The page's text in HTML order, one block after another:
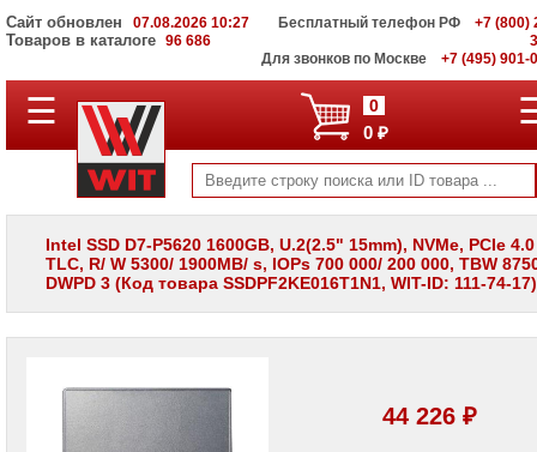
Сайт обновлен 07.08.2026 10:27
Товаров в каталоге 96 686
Бесплатный телефон РФ
+7 (800)
Для звонков по Москве
+7 (495) 901-
ПОЛНЫЙ
КАТАЛОГ
Корпоративные
серверы
WIT
Системы
хранения
данных
Мониторы
панели
☰ 0
0 ₽
Intel SSD D7-P5620 1600GB, U.2(2.5" 15mm), NVMe, PCIe
TLC, R/ W 5300/ 1900MB/ s, IOPs 700 000/ 200 000, TBW
DWPD 3 (Код товара SSDPF2KE016T1N1, WIT-ID: 111-74-17)
44 226 ₽